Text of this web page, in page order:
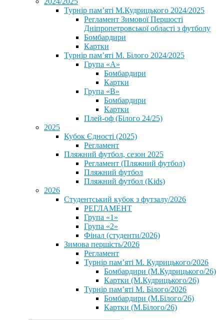
Турнір пам’яті М.Кудрицького 2024/2025
Регламент Зимової Першості
Дніпропетровської області з футболу
Бомбардири
Картки
Турнір пам’яті М. Білого 2024/2025
Група «А»
Бомбардири
Картки
Група «В»
Бомбардири
Картки
Плей-оф (Білого 24/25)
2025
Кубок Єдності (2025)
Регламент
Пляжний футбол, сезон 2025
Регламент (Пляжний футбол)
Пляжний футбол
Пляжний футбол (Kids)
2026
Студентський кубок з футзалу/2026
РЕГЛАМЕНТ
Група «1»
Група «2»
Фінал (студенти/2026)
⁨Зимова першість/2026⁩
Регламент
Турнір пам’яті М. Кудрицького/2026
Бомбардири (М.Кудрицького/26)
Картки (М.Кудрицького/26)
Турнір пам’яті М. Білого/2026
Бомбардири (М.Білого/26)
Картки (М.Білого/26)